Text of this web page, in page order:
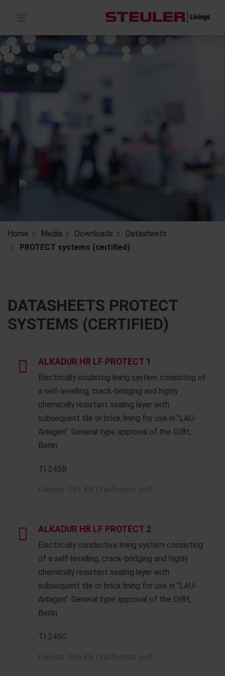
Home Media Downloads
Datasheets
PROTECT systems (certified)
DATASHEETS PROTECT
SYSTEMS (CERTIFIED)
ALKADUR HR LF PROTECT 1
Electrically insulating lining system consisting of
a self-levelling, crack-bridging and highly
chemically resistant sealing layer with
subsequent tile or brick lining for use in "LAU-
Anlagen". General type approval of the DIBt,
Berlin
TI 245B
ALKADUR HR LF PROTECT 2
Electrically conductive lining system consisting
of a self-levelling, crack-bridging and highly
chemically resistant sealing layer with
subsequent tile or brick lining for use in "LAU-
Anlagen". General type approval of the DIBt,
Berlin
TI 245C